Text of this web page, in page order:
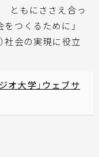
ともにささえ合っ
つくるために」
社会の実現に役立
オ大学」ウェブサ